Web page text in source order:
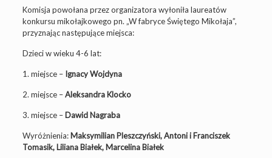
Komisja powołana przez organizatora wyłoniła laureatów
konkursu mikołajkowego pn. „W fabryce Świętego Mikołaja”,
przyznając następujące miejsca:
Dzieci w wieku 4-6 lat:
1. miejsce – Ignacy Wojdyna
2. miejsce –Aleksandra Klocko
3. miejsce – Dawid Nagraba
Wyróżnienia: Maksymilian Pleszczyński, Antoni i Franciszek
Tomasik, Liliana Białek, Marcelina Białek